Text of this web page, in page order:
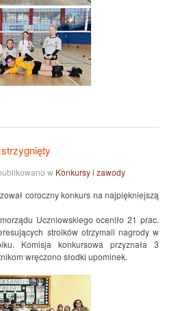
w Konkursy i zawody
coroczny konkurs na najpiękniejszą
Uczniowskiego oceniło 21 prac.
stroików otrzymali nagrody w
Komisja konkursowa przyznała 3
wręczono słodki upominek.